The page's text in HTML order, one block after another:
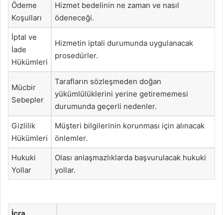
Ödeme
Koşulları
Hizmet bedelinin ne zaman ve nasıl
ödeneceği.
İptal ve
İade
Hükümleri
Hizmetin iptali durumunda uygulanacak
prosedürler.
Mücbir
Sebepler
Tarafların sözleşmeden doğan
yükümlülüklerini yerine getirememesi
durumunda geçerli nedenler.
Gizlilik
Hükümleri
Müşteri bilgilerinin korunması için alınacak
önlemler.
Hukuki
Yollar
Olası anlaşmazlıklarda başvurulacak hukuki
yollar.
İcra